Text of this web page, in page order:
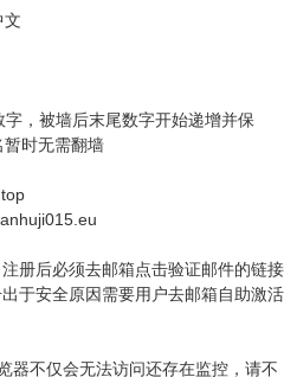
文
，被墙后末尾数字开始递增并保
时无需翻墙
册后必须去邮箱点击验证邮件的链接
于安全原因需要用户去邮箱自助激活
器不仅会无法访问还存在监控，请不